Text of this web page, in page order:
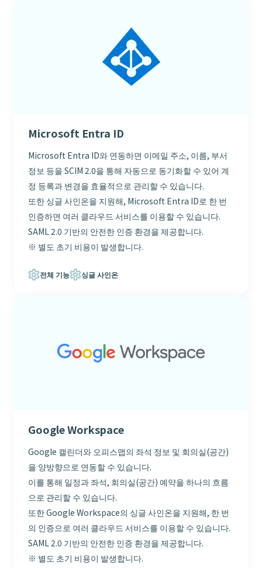
Microsoft Entra ID
Microsoft Entra ID와 연동하면 이메일 주소, 이름, 부서
정보 등을 SCIM 2.0을 통해 자동으로 동기화할 수 있어 계
정 등록과 변경을 효율적으로 관리할 수 있습니다.
또한 싱글 사인온을 지원해, Microsoft Entra ID로 한 번
인증하면 여러 클라우드 서비스를 이용할 수 있습니다.
SAML 2.0 기반의 안전한 인증 환경을 제공합니다.
※ 별도 초기 비용이 발생합니다.
전체 기능 싱글 사인온
Google Workspace
Google 캘린더와 오피스맵의 좌석 정보 및 회의실(공간)
을 양방향으로 연동할 수 있습니다.
이를 통해 일정과 좌석, 회의실(공간) 예약을 하나의 흐름
으로 관리할 수 있습니다.
또한 Google Workspace의 싱글 사인온을 지원해, 한 번
의 인증으로 여러 클라우드 서비스를 이용할 수 있습니다.
SAML 2.0 기반의 안전한 인증 환경을 제공합니다.
※ 별도 초기 비용이 발생합니다.